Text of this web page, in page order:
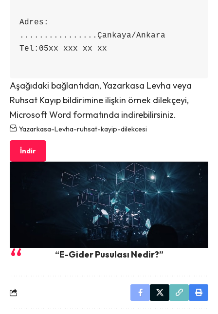
Adres:
................Çankaya/Ankara
Tel:05xx xxx xx xx
Aşağıdaki bağlantıdan, Yazarkasa Levha veya
Ruhsat Kayıp bildirimine ilişkin örnek dilekçeyi,
Microsoft Word formatında indirebilirsiniz.
Yazarkasa-Levha-ruhsat-kayip-dilekcesi
İndir
“E-Gider Pusulası Nedir?”